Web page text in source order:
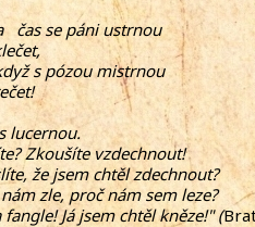
čas se páni ustrnou
s pózou mistrnou
lucernou.
Zkoušíte vzdechnout!
že jsem chtěl zdechnout?
zle, proč nám sem leze?
Já jsem chtěl kněze!" (